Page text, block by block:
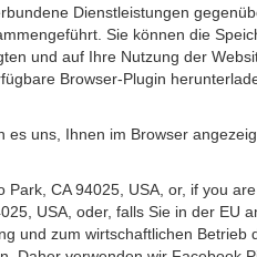
Dienstleistungen
Sie können die
und auf Ihre Nutzung der
Browser-Plugin
uns, Ihnen im Browser
Park, CA 94025, USA, or, if you
USA, oder, falls Sie in der EU
und zum wirtschaftlichen